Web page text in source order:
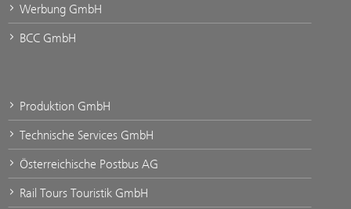
Werbung GmbH
BCC GmbH
Produktion GmbH
Technische Services GmbH
Österreichische Postbus AG
Rail Tours Touristik GmbH